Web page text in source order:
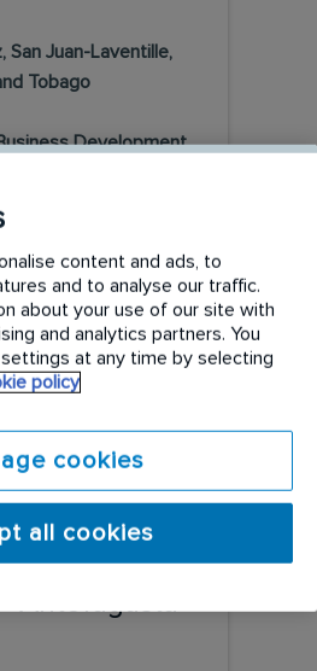
San Juan-Laventille,
Tobago
Development
LEER MÁS
26
de
Antofagasta
content and ads, to
and to analyse our traffic.
about your use of our site with
and analytics partners. You
at any time by selecting
policy
cookies
all cookies